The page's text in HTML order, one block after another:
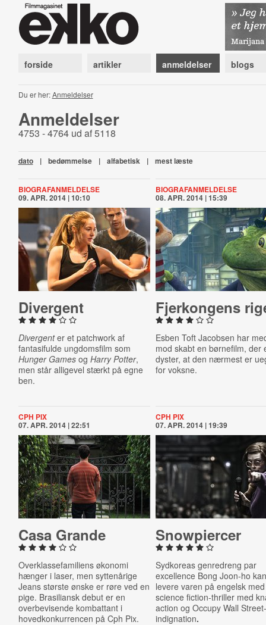
forside artikler anmeldelser blogs
Du er her:Anmeldelser
Anmeldelser
4753 - 4764 ud af 5118
dato | bedømmelse | alfabetisk | mest læste
BIOGRAFANMELDELSE
09. APR. 2014 | 10:10
Divergent
Divergenter et patchwork af
fantasifulde ungdomsfilm som
Hunger Games og Harry Potter,
men står alligevel stærkt på egne
ben.
BIOGRAFANMELDELSE
08. APR. 2014 | 15:39
Fjer­kon­gens
Esben Toft Jacobsen har
mod skabt en børnefilm, der
dyster, at den nærmest er
for voksne.
CPH PIX
07. APR. 2014 | 22:51
Casa Grande
Overklassefamiliens økonomi
hænger i laser, men syttenårige
Jeans største ønske er røre ved en
pige. Brasiliansk debut er en
overbevisende kombattant i
hovedkonkurrencen på Cph Pix.
CPH PIX
07. APR. 2014 | 19:39
Snowpi­er­cer
Sydkoreas genredreng par
excellence Bong Joon-ho
levere varen på engelsk
science fiction-thriller med
action og Occupy Wall
indignation.